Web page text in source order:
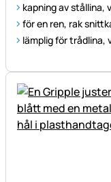
kapning av stållina,
för en ren, rak
lämplig för trådlina,